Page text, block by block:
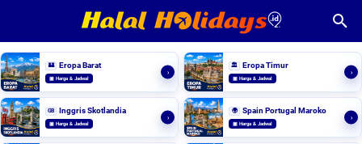
🏰 Eropa Barat
▣ Harga & Jadwal
›
🏛️ Eropa Timur
▣ Harga & Jadwal
›
GB Inggris Skotlandia
▣ Harga & Jadwal
›
🌍 Spain Portugal Maroko
▣ Harga & Jadwal
›